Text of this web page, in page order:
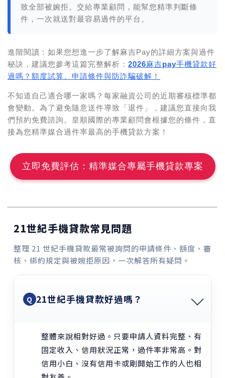
致全部被婉拒。交給專業顧問，能幫您精準判斷條
件，一次就送對最容易過件的平台。
進階閱讀： 如果您想進一步了解麻吉Pay的詳細方案與過件
秘訣，建議您參考這篇完整解析： 2026麻吉pay手機貸款好
過嗎？額度試算、申請條件與防詐騙破解！
不知道自己適合哪一家嗎？每家融資公司的近期審核標準都
會變動。為了避免隨意送件導致「退件」，建議您直接向我
們預約免費諮詢。皇順國際的專業顧問會根據您的條件，直
接為您精準媒合過件率最高的手機貸款方案！
立即免費評估：精準媒合專屬手機貸款專案
21世紀手機貸款常見問題
整理 21 世紀手機貸款最常被詢問的申請條件、額度、審
核、綁約規定與被婉拒原因，一次解答所有疑問。
Q 21世紀手機貸款好過嗎？
整體來說相對好過。只要申請人資料完整、有
固定收入、信用狀況正常，過件率非常高。對
信用小白、沒有信用卡或剛開始工作的人也相